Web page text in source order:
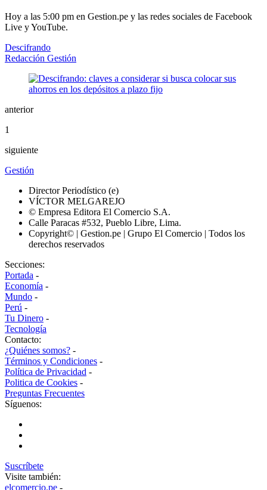
Hoy a las 5:00 pm en Gestion.pe y las redes sociales de Facebook
Live y YouTube.
Descifrando
Redacción Gestión
anterior
1
siguiente
Gestión
Director Periodístico (e)
VÍCTOR MELGAREJO
© Empresa Editora El Comercio S.A.
Calle Paracas #532, Pueblo Libre, Lima.
Copyright© | Gestion.pe | Grupo El Comercio | Todos los
derechos reservados
Secciones:
Portada -
Economía -
Mundo -
Perú -
Tu Dinero -
Tecnología
Contacto:
¿Quiénes somos? -
Términos y Condiciones -
Política de Privacidad -
Politica de Cookies -
Preguntas Frecuentes
Síguenos:
Suscríbete
Visite también:
elcomercio.pe -